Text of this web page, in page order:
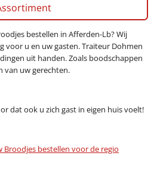
bestellen in Afferden-Lb? Wij
voor u en uw gasten. Traiteur Dohmen
uit handen. Zoals boodschappen
van uw gerechten.
dat ook u zich gast in eigen huis voelt!
bestellen voor de regio